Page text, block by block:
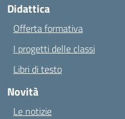
Didattica
Offerta formativa
I progetti delle classi
Libri di testo
Novità
Le notizie